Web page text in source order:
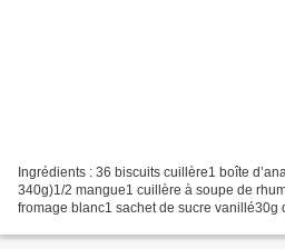
Ingrédients : 36 biscuits cuillère1 boîte
340g)1/2 mangue1 cuillère à soupe de
fromage blanc1 sachet de sucre vanillé30g